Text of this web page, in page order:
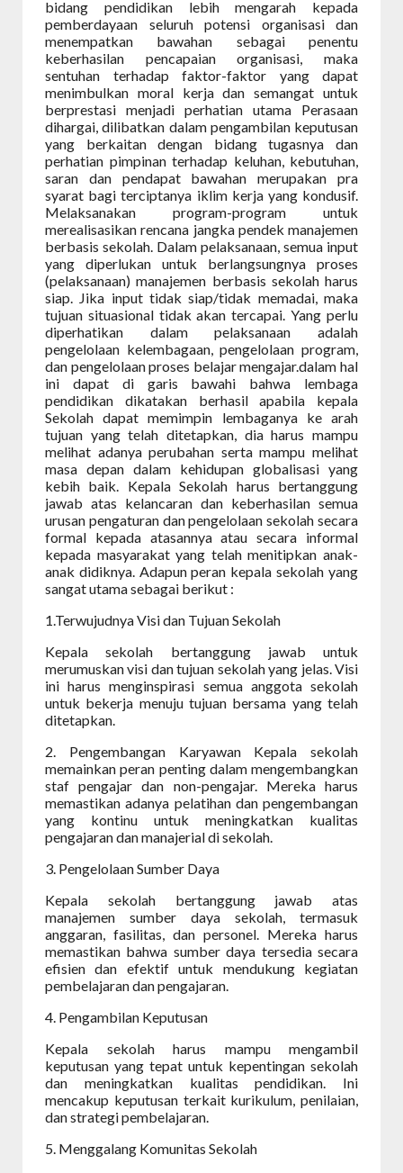
bidang pendidikan lebih mengarah kepada
pemberdayaan seluruh potensi organisasi dan
menempatkan bawahan sebagai penentu
keberhasilan pencapaian organisasi, maka
sentuhan terhadap faktor-faktor yang dapat
menimbulkan moral kerja dan semangat untuk
berprestasi menjadi perhatian utama Perasaan
dihargai, dilibatkan dalam pengambilan keputusan
yang berkaitan dengan bidang tugasnya dan
perhatian pimpinan terhadap keluhan, kebutuhan,
saran dan pendapat bawahan merupakan pra
syarat bagi terciptanya iklim kerja yang kondusif.
Melaksanakan program-program untuk
merealisasikan rencana jangka pendek manajemen
berbasis sekolah. Dalam pelaksanaan, semua input
yang diperlukan untuk berlangsungnya proses
(pelaksanaan) manajemen berbasis sekolah harus
siap. Jika input tidak siap/tidak memadai, maka
tujuan situasional tidak akan tercapai. Yang perlu
diperhatikan dalam pelaksanaan adalah
pengelolaan kelembagaan, pengelolaan program,
dan pengelolaan proses belajar mengajar.dalam hal
ini dapat di garis bawahi bahwa lembaga
pendidikan dikatakan berhasil apabila kepala
Sekolah dapat memimpin lembaganya ke arah
tujuan yang telah ditetapkan, dia harus mampu
melihat adanya perubahan serta mampu melihat
masa depan dalam kehidupan globalisasi yang
kebih baik. Kepala Sekolah harus bertanggung
jawab atas kelancaran dan keberhasilan semua
urusan pengaturan dan pengelolaan sekolah secara
formal kepada atasannya atau secara informal
kepada masyarakat yang telah menitipkan anak-
anak didiknya. Adapun peran kepala sekolah yang
sangat utama sebagai berikut :
1.Terwujudnya Visi dan Tujuan Sekolah
Kepala sekolah bertanggung jawab untuk
merumuskan visi dan tujuan sekolah yang jelas. Visi
ini harus menginspirasi semua anggota sekolah
untuk bekerja menuju tujuan bersama yang telah
ditetapkan.
2. Pengembangan Karyawan Kepala sekolah
memainkan peran penting dalam mengembangkan
staf pengajar dan non-pengajar. Mereka harus
memastikan adanya pelatihan dan pengembangan
yang kontinu untuk meningkatkan kualitas
pengajaran dan manajerial di sekolah.
3. Pengelolaan Sumber Daya
Kepala sekolah bertanggung jawab atas
manajemen sumber daya sekolah, termasuk
anggaran, fasilitas, dan personel. Mereka harus
memastikan bahwa sumber daya tersedia secara
efisien dan efektif untuk mendukung kegiatan
pembelajaran dan pengajaran.
4. Pengambilan Keputusan
Kepala sekolah harus mampu mengambil
keputusan yang tepat untuk kepentingan sekolah
dan meningkatkan kualitas pendidikan. Ini
mencakup keputusan terkait kurikulum, penilaian,
dan strategi pembelajaran.
5. Menggalang Komunitas Sekolah